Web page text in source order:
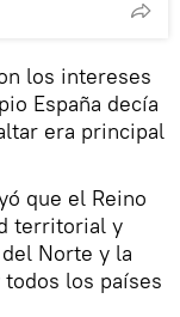
los intereses
España decía
era principal
que el Reino
territorial y
Norte y la
los países